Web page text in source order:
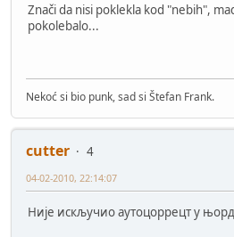
Znači da nisi poklekla kod "nebih",
pokolebalo...
Nekoć si bio punk, sad si Štefan Frank.
cutter
4
04-02-2010, 22:14:07
Није искључио аутоцоррецт у